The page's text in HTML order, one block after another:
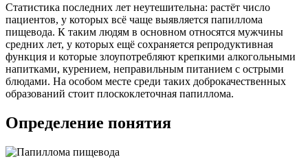
Статистика последних лет неутешительна: растёт число
пациентов, у которых всё чаще выявляется папиллома
пищевода. К таким людям в основном относятся мужчины
средних лет, у которых ещё сохраняется репродуктивная
функция и которые злоупотребляют крепкими алкогольными
напитками, курением, неправильным питанием с острыми
блюдами. На особом месте среди таких доброкачественных
образований стоит плоскоклеточная папиллома.
Определение понятия